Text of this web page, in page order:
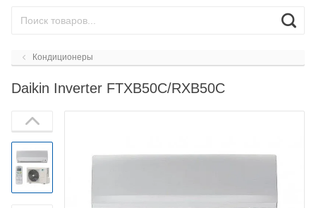
Кондиционеры
Daikin Inverter FTXB50C/RXB50C